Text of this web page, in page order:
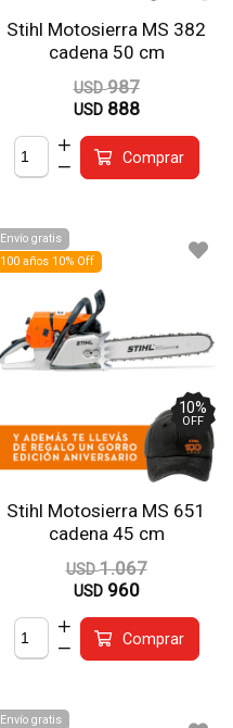
Stihl Motosierra MS 382
cadena 50 cm
USD 987
USD 888
Comprar
Envío gratis
100 años 10% Off
Stihl Motosierra MS 651
cadena 45 cm
10%
OFF
USD 1.067
USD 960
Comprar
Envío gratis